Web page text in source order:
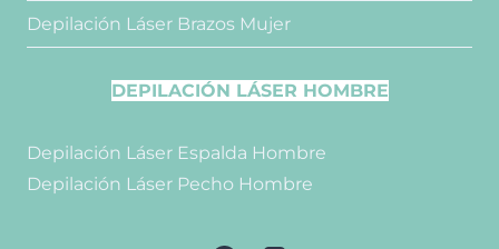
Depilación Láser Brazos Mujer
DEPILACIÓN LÁSER HOMBRE
Depilación Láser Espalda Hombre
Depilación Láser Pecho Hombre